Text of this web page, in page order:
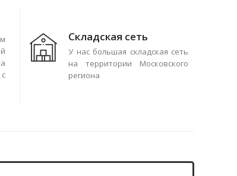
Складская сеть
У нас большая складская сеть
на территории Московского
региона